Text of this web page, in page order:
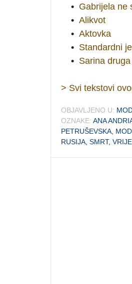
• Gabrijela ne
• Alikvot
• Aktovka
• Standardni
• Sarina
> Svi tekstovi
OBJAVLJENO U:
OZNAKE: ANA
PETRUŠEVSKA
RUSIJA SMRT,